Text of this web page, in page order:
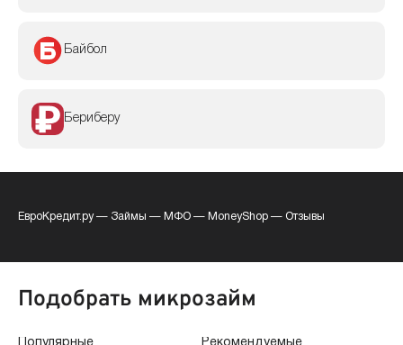
Байбол
Бериберу
ЕвроКредит.ру— Займы — МФО — MoneyShop — Отзывы
Подобрать микрозайм